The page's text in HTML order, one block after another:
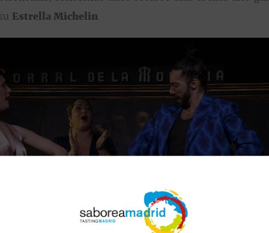
Estrella Michelin.